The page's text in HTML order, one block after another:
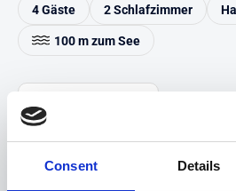
Consent Details
4 Gäste 2 Schlafzimmer
100 m zum See
Beschreibung